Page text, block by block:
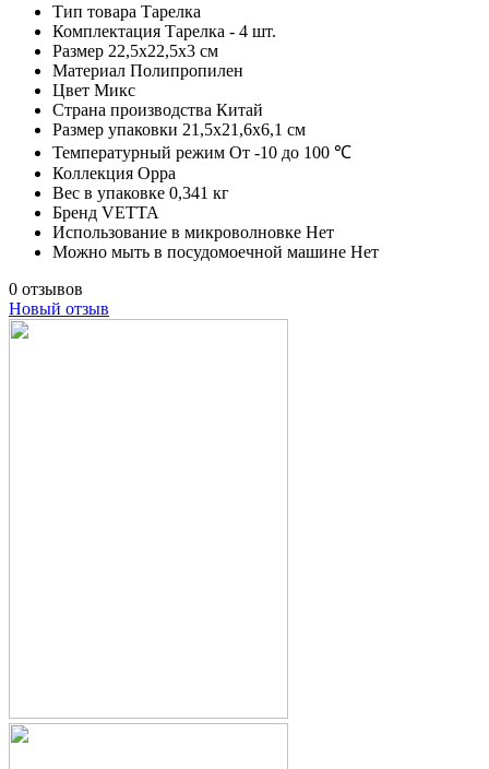
Тип товара Тарелка
Комплектация Тарелка - 4 шт.
Размер 22,5x22,5x3 см
Материал Полипропилен
Цвет Микс
Страна производства Китай
Размер упаковки 21,5х21,6х6,1 см
Температурный режим От -10 до 100 ℃
Коллекция Орра
Вес в упаковке 0,341 кг
Бренд VETTA
Использование в микроволновке Нет
Можно мыть в посудомоечной машине Нет
0 отзывов
Новый отзыв